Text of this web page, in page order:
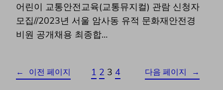
어린이 교통안전교육(교통뮤지컬) 관람 신청자
모집//2023년 서울 암사동 유적 문화재안전경
비원 공개채용 최종합…
← 이전 페이지 1 2 3 4 다음 페이지 →